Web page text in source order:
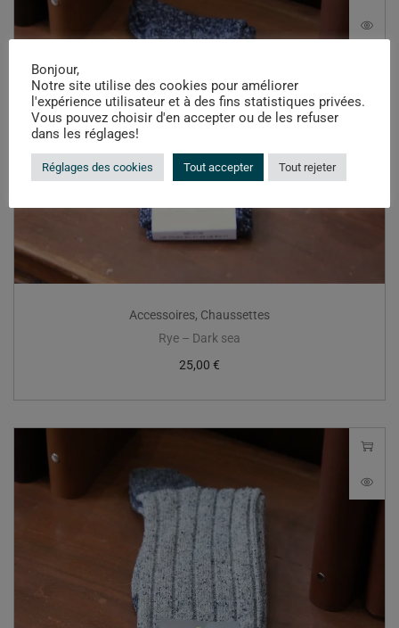
Accessoires, Chaussettes
Rye – Dark sea
25,00 €
Bonjour,
Notre site utilise des cookies pour améliorer
l'expérience utilisateur et à des fins statistiques privées.
Vous pouvez choisir d'en accepter ou de les refuser
dans les réglages!
Réglages des cookies Tout accepter Tout rejeter